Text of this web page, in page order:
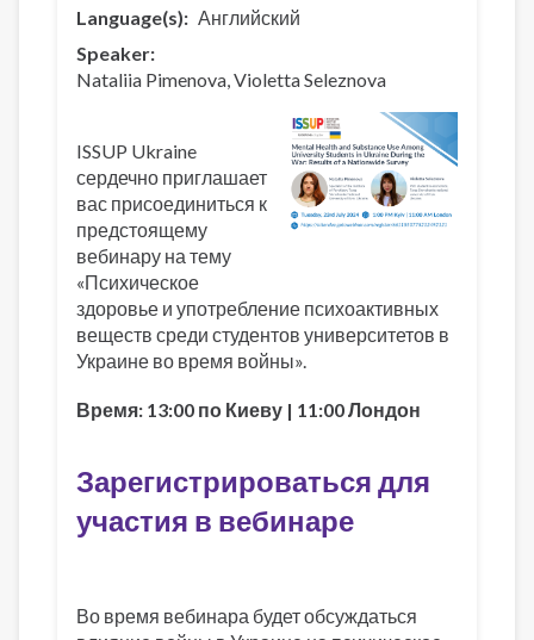
Language(s)
Английский
Speaker
Nataliia Pimenova Violetta Seleznova
ISSUP Ukraine
сердечно приглашает
вас присоединиться к
предстоящему
вебинару на тему
«Психическое
здоровье и употребление психоактивных
веществ среди студентов университетов в
Украине во время войны».
Время: 13:00 по Киеву | 11:00 Лондон
Зарегистрироваться для
участия в вебинаре
Во время вебинара будет обсуждаться